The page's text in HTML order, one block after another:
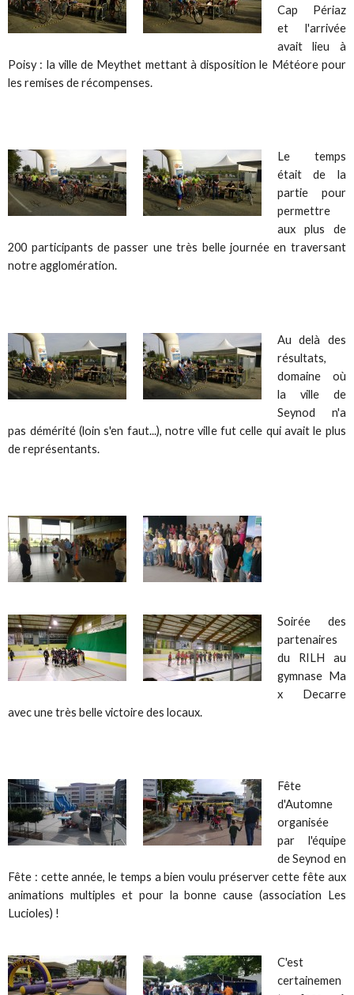
Cap Périaz
et l'arrivée
avait lieu à
Poisy : la ville de Meythet mettant à disposition le Météore pour
les remises de récompenses.
Le temps
était de la
partie pour
permettre
aux plus de
200 participants de passer une très belle journée en traversant
notre agglomération.
Au delà des
résultats,
domaine où
la ville de
Seynod n'a
pas démérité (loin s'en faut...), notre ville fut celle qui avait le plus
de représentants.
Soirée des
partenaires
du RILH au
gymnase Ma
x Decarre
avec une très belle victoire des locaux.
Fête
d'Automne
organisée
par l'équipe
de Seynod en
Fête : cette année, le temps a bien voulu préserver cette fête aux
animations multiples et pour la bonne cause (association Les
Lucioles) !
C'est
certainemen